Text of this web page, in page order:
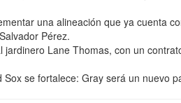
una alineación que ya cuenta
Pérez.
Lane Thomas, con un
se fortalece: Gray será un nuevo